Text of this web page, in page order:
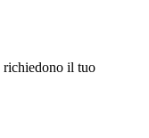
richiedono il tuo